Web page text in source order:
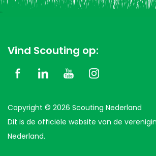
Vind Scouting op:
Copyright © 2026 Scouting Nederland
Dit is de officiële website van de
Nederland.